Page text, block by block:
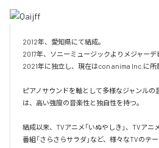
2012年、愛知県にて結成。
2017年、ソニーミュージックよりメジャーデ
2021年に独立し、現在はcon anima Inc.に所
ピアノサウンドを軸として多様なジャンル
は、高い強度の音楽性と独自性を持つ。
結成以来、TVアニメ「いぬやしき」、TVアニ
番組「さらさらサラダ」など、様々なTVのテ